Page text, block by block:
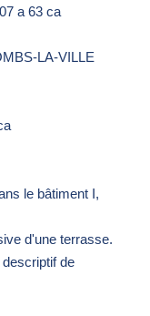
a 63 ca
LA-VILLE
le bâtiment I,
d'une terrasse.
descriptif de